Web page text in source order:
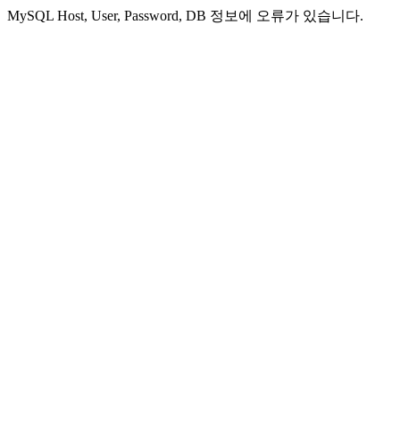
MySQL Host, User, Password, DB 정보에 오류가 있습니다.